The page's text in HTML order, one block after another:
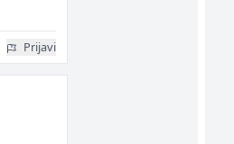
Prijavi